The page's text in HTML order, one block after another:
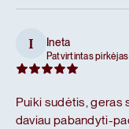
I Ineta
Patvirtintas pirkėjas
Puiki sudėtis, geras
daviau pabandyti-